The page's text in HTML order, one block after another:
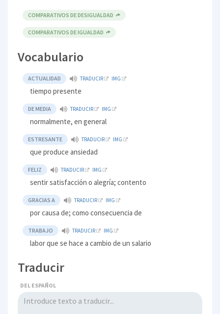
COMPARATIVOS DE DESIGUALDAD
COMPARATIVOS DE IGUALDAD
Vocabulario
ACTUALIDAD TRADUCIR IMG
tiempo presente
DE MEDIA TRADUCIR IMG
normalmente, en general
ESTRESANTE TRADUCIR IMG
que produce ansiedad
FELIZ TRADUCIR IMG
sentir satisfacción o alegría; contento
GRACIAS A TRADUCIR IMG
por causa de; como consecuencia de
TRABAJO TRADUCIR IMG
labor que se hace a cambio de un salario
Traducir
DEL ESPAÑOL